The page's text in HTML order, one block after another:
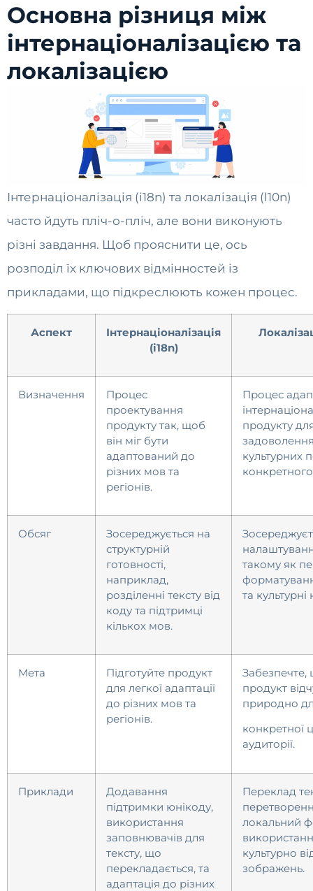
Основна різниця між
інтернаціоналізацією та
локалізацією
Інтернаціоналізація (i18n) та локалізація (l10n)
часто йдуть пліч-о-пліч, але вони виконують
різні завдання. Щоб прояснити це, ось
розподіл їх ключових відмінностей із
прикладами, що підкреслюють кожен процес.
Аспект
Інтернаціоналізація
(i18n)
Визначення
Процес
проектування
продукту так, щоб
він міг бути
адаптований до
різних мов та
регіонів.
Процес
продукту
культурних
Обсяг
Зосереджується на
структурній
готовності,
наприклад,
розділенні тексту від
коду та підтримці
кількох мов.
такому як
та
Мета
Підготуйте продукт
для легкої адаптації
до різних мов та
регіонів.
продукт
природно
конкретної
аудиторії.
Приклади
Додавання
підтримки юнікоду,
використання
заповнювачів для
тексту, що
перекладається, та
адаптація до різних
Переклад
локальний
культурно
зображень.